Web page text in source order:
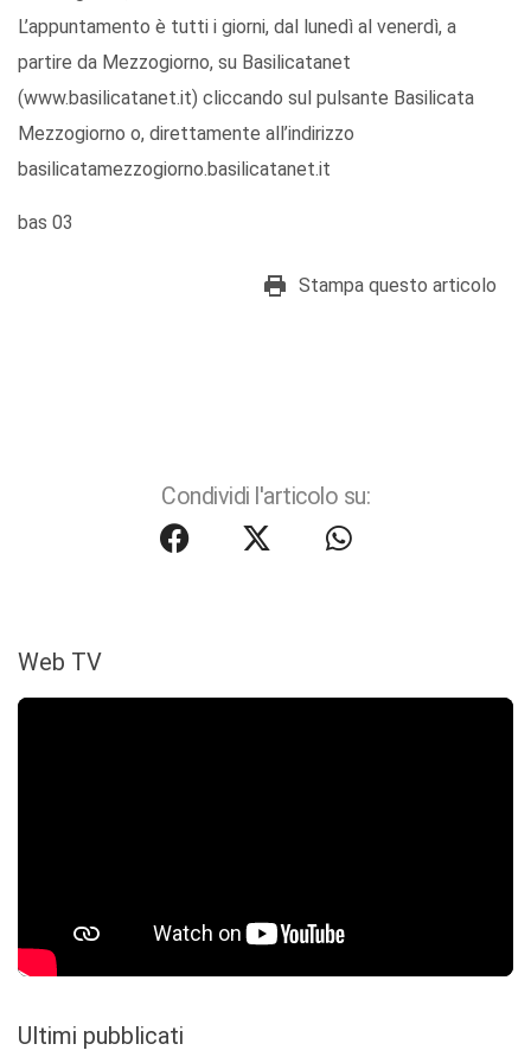
L’appuntamento è tutti i giorni, dal lunedì al venerdì, a
partire da Mezzogiorno, su Basilicatanet
(www.basilicatanet.it) cliccando sul pulsante Basilicata
Mezzogiorno o, direttamente all’indirizzo
basilicatamezzogiorno.basilicatanet.it
bas 03
Stampa questo articolo
Condividi l'articolo su:
Web TV
Ultimi pubblicati